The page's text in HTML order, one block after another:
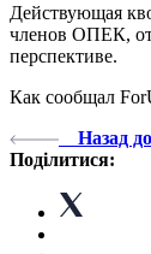
Действующая
членов ОПЕК,
перспективе.
Как сообщал
Назад
Поділитися: